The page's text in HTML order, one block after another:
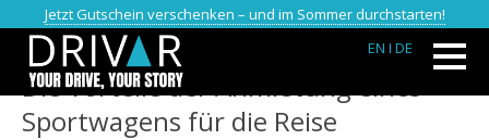
Jetzt Gutschein verschenken – und im Sommer durchstarten!
EN I DE
Die Vorteile der Anmietung eines
Sportwagens für die Reise